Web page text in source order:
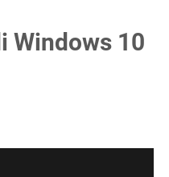
Windows 10